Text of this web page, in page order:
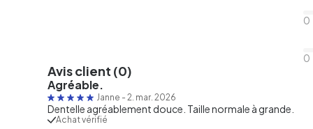
0
0
Avis client (0)
Agréable.
Janne - 2. mar. 2026
Dentelle agréablement douce. Taille normale à grande.
Achat vérifié